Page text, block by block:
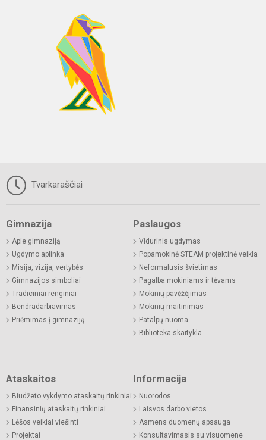
Tvarkaraščiai
Gimnazija
Apie gimnaziją
Ugdymo aplinka
Misija, vizija, vertybės
Gimnazijos simboliai
Tradiciniai renginiai
Bendradarbiavimas
Priėmimas į gimnaziją
Paslaugos
Vidurinis ugdymas
Popamokinė STEAM projektinė veikla
Neformalusis švietimas
Pagalba mokiniams ir tėvams
Mokinių pavėžėjimas
Mokinių maitinimas
Patalpų nuoma
Biblioteka-skaitykla
Ataskaitos
Biudžeto vykdymo ataskaitų rinkiniai
Finansinių ataskaitų rinkiniai
Lėšos veiklai viešinti
Projektai
Informacija
Nuorodos
Laisvos darbo vietos
Asmens duomenų apsauga
Konsultavimasis su visuomene